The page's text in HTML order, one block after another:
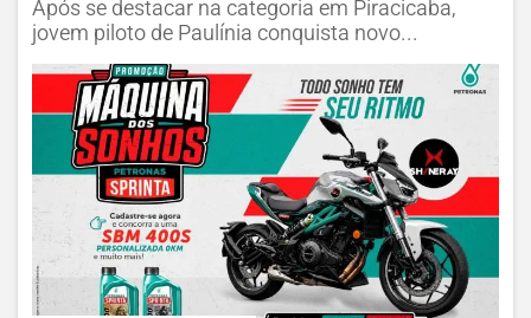
Após se destacar na categoria em Piracicaba,
jovem piloto de Paulínia conquista novo...